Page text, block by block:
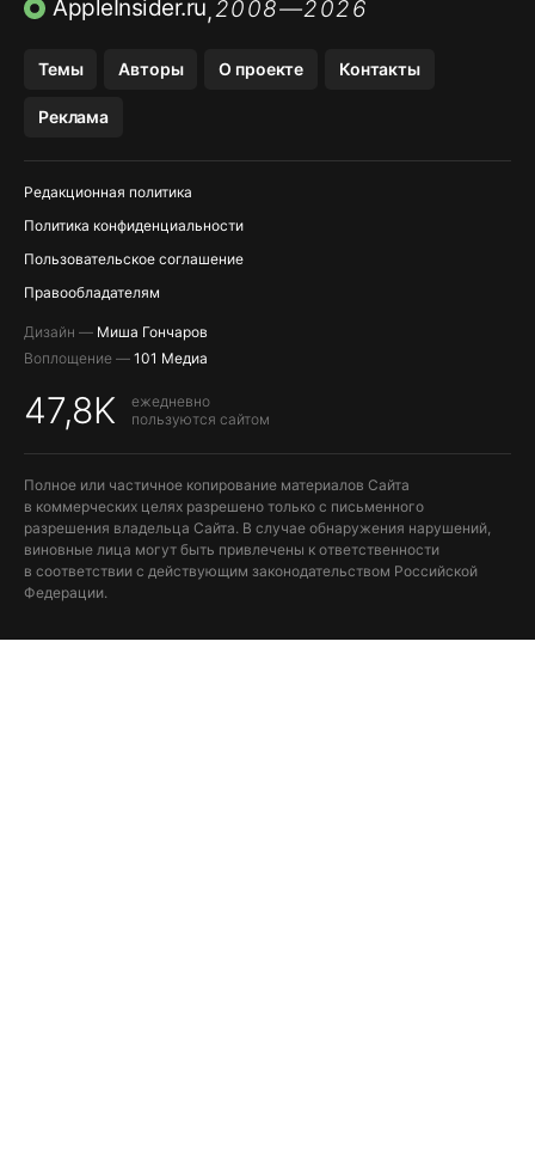
AppleInsider.ru,2008—2026
Темы Авторы О проекте Контакты
Реклама
Редакционная политика
Политика конфиденциальности
Пользовательское соглашение
Правообладателям
Дизайн — Миша Гончаров
Воплощение — 101 Медиа
47,8K
ежедневно
пользуются сайтом
Полное или частичное копирование материалов Сайта
в коммерческих целях разрешено только с письменного
разрешения владельца Сайта. В случае обнаружения нарушений,
виновные лица могут быть привлечены к ответственности
в соответствии с действующим законодательством Российской
Федерации.